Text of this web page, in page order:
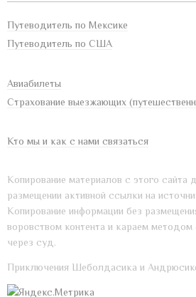
Путеводитель по Мексике
Путеводитель по США
Авиабилеты
Страхование выезжающих
Кто мы и как с нами связаться
Копирование материалов с этого сайта
размещении активной ссылки на
Копирование информации без
воровством контента и караем методом
через суд.
Приключения Шеболдасика и